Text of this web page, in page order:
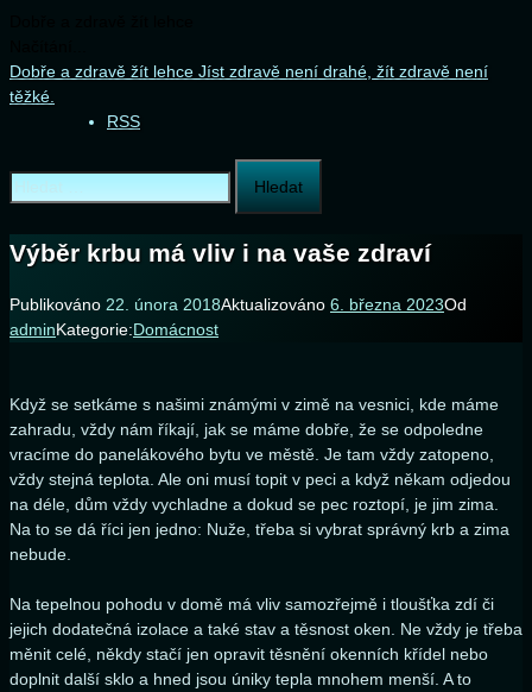
Přejít
k
Dobře a zdravě žít lehce Jíst zdravě není drahé, žít zdravě není
těžké.
RSS
Vyhledávání
Výběr krbu má vliv i na vaše zdraví
Publikováno 22. února 2018Aktualizováno 6. března 2023Od
adminKategorie:Domácnost
Když se setkáme s našimi známými v zimě na vesnici, kde máme
zahradu, vždy nám říkají, jak se máme dobře, že se odpoledne
vracíme do panelákového bytu ve městě. Je tam vždy zatopeno,
vždy stejná teplota. Ale oni musí topit v peci a když někam odjedou
na déle, dům vždy vychladne a dokud se pec roztopí, je jim zima.
Na to se dá říci jen jedno: Nuže, třeba si vybrat správný krb a zima
nebude.
Na tepelnou pohodu v domě má vliv samozřejmě i tloušťka zdí či
jejich dodatečná izolace a také stav a těsnost oken. Ne vždy je třeba
měnit celé, někdy stačí jen opravit těsnění okenních křídel nebo
doplnit další sklo a hned jsou úniky tepla mnohem menší. A to